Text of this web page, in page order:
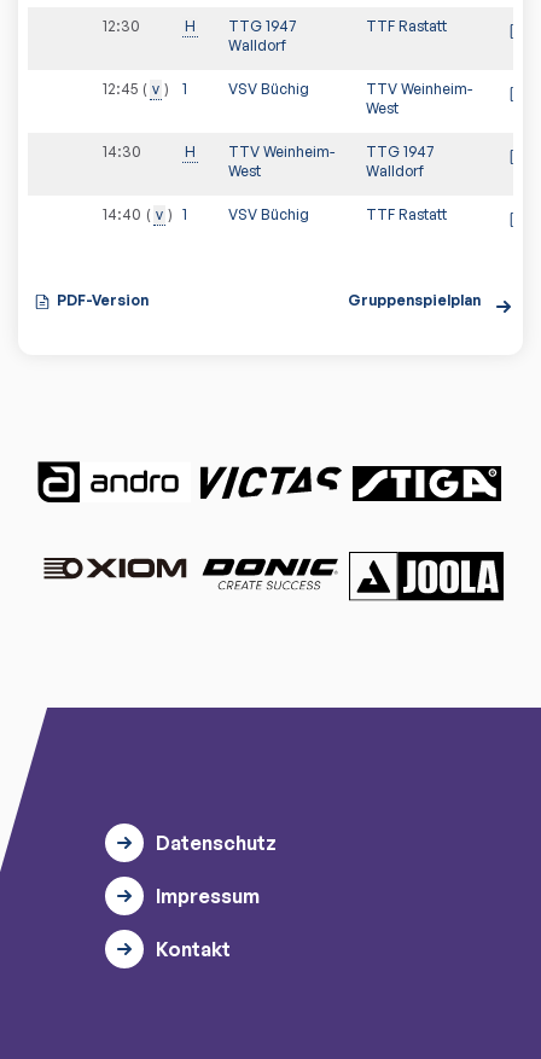
12:30 H
TTG 1947
Walldorf
TTF Rastatt
12:45 v 1 VSV Büchig
TTV Weinheim-
West
14:30 H
TTV Weinheim-
West
TTG 1947
Walldorf
14:40 v 1 VSV Büchig TTF Rastatt
PDF-Version Gruppenspielplan
Datenschutz
Impressum
Kontakt